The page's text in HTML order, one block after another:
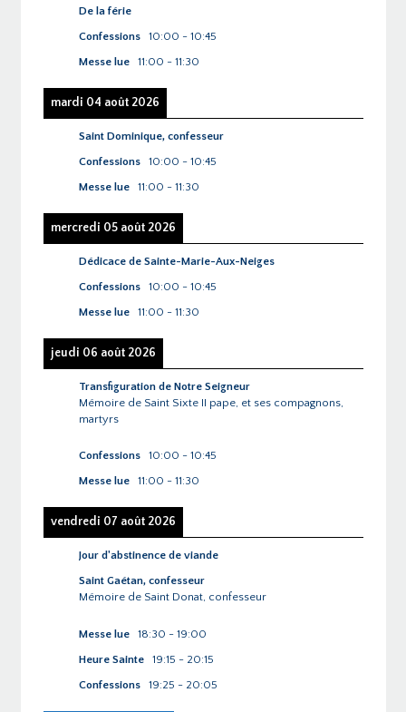
De la férie
Confessions
10:00 - 10:45
Messe lue
11:00 - 11:30
mardi 04 août 2026
Saint Dominique, confesseur
Confessions
10:00 - 10:45
Messe lue
11:00 - 11:30
mercredi 05 août 2026
Dédicace de Sainte-Marie-Aux-Neiges
Confessions
10:00 - 10:45
Messe lue
11:00 - 11:30
jeudi 06 août 2026
Transfiguration de Notre Seigneur
Mémoire de Saint Sixte II pape, et ses compagnons,
martyrs
Confessions 10:00 - 10:45
Messe lue
11:00 - 11:30
vendredi 07 août 2026
Jour d'abstinence de viande
Saint Gaétan, confesseur
Mémoire de Saint Donat, confesseur
Messe lue 18:30 - 19:00
Heure Sainte
19:15 - 20:15
Confessions
19:25 - 20:05